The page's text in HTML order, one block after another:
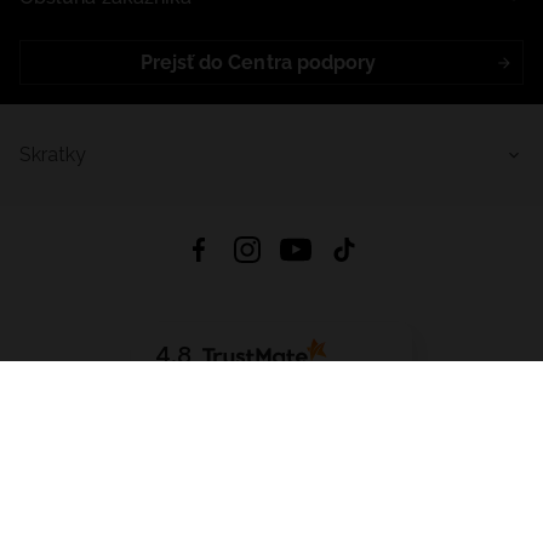
Prejsť do Centra podpory
4.8